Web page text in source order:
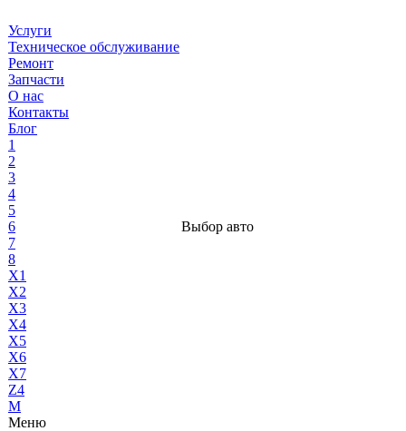
Услуги
Техническое обслуживание
Ремонт
Запчасти
О нас
Контакты
Блог
1
2
3
4
5
6
7
8
X1
X2
X3
X4
X5
X6
X7
Z4
М
Меню
Выбор авто